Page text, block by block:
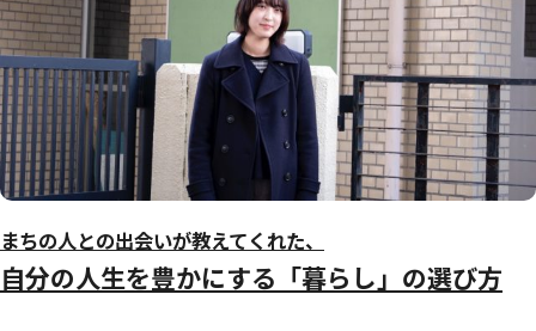
まちの人との出会いが教えてくれた、
自分の人生を豊かにする「暮らし」の選び方